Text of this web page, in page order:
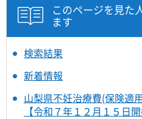
このページを見た
ます
検索結果
新着情報
山梨県不妊治療費(保険適
【令和７年１２月１５日開